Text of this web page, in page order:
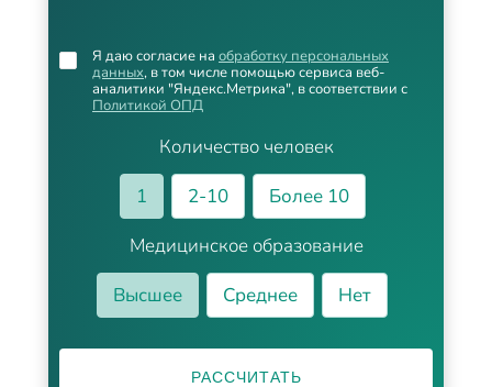
Количество человек
1
2-10
Более 10
Медицинское образование
Высшее
Среднее Нет
Я даю согласие на обработку персональных
данных, в том числе помощью сервиса веб-
аналитики "Яндекс.Метрика", в соответствии с
Политикой ОПД
РАССЧИТАТЬ